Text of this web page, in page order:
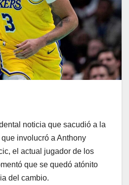
noticia que sacudió a la
involucró a Anthony
el actual jugador de los
que se quedó atónito
del cambio.